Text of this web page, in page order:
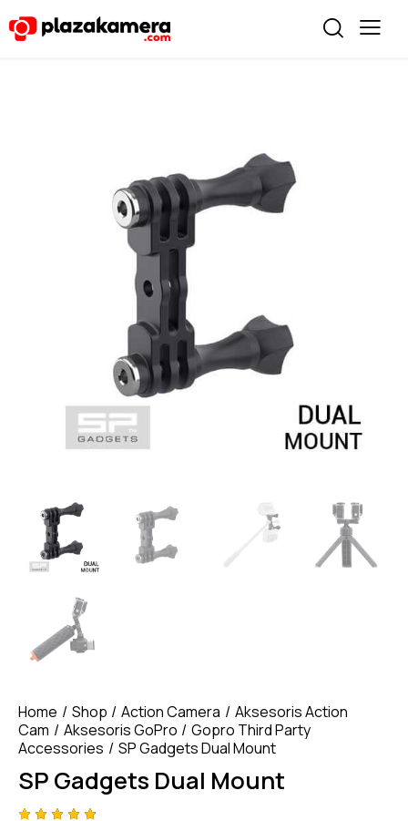
Home Shop Action Camera
Aksesoris Action
Cam
Aksesoris GoPro
Gopro Third Party
Accessories
SP Gadgets Dual Mount
SP Gadgets Dual Mount